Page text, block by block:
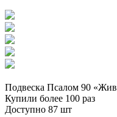
Подвеска Псалом 90
Купили более 100 раз
Доступно 87 шт